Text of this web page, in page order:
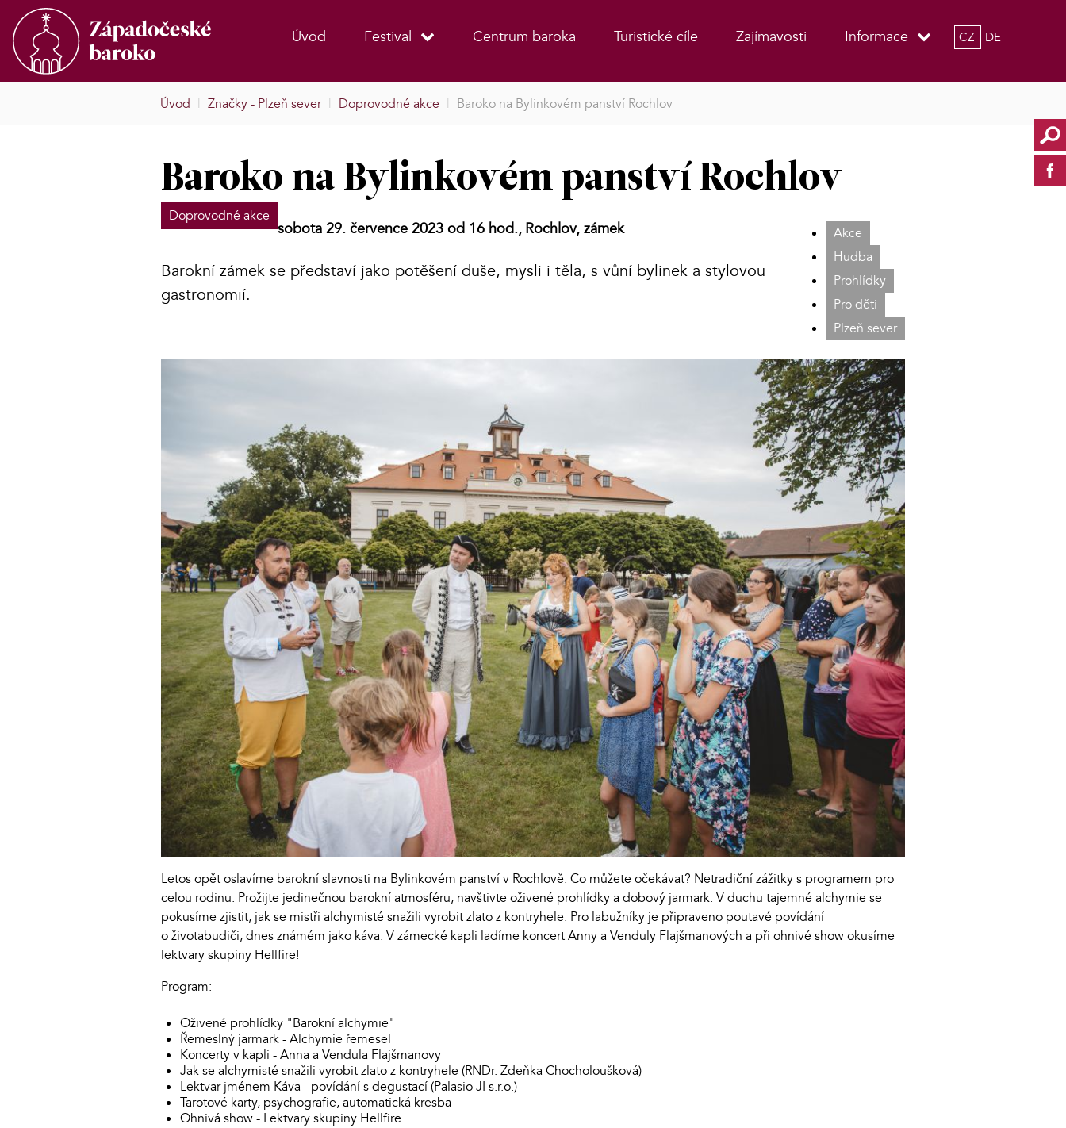
Úvod Festival Centrum baroka Turistické cíle Zajímavosti Informace CZ DE
Úvod | Značky - Plzeň sever | Doprovodné akce | Baroko na Bylinkovém panství Rochlov
Baroko na Bylinkovém panství Rochlov
Doprovodné akce
Akce
Hudba
Prohlídky
Pro děti
Plzeň sever
sobota 29. července 2023 od 16 hod., Rochlov, zámek
Barokní zámek se představí jako potěšení duše, mysli i těla, s vůní bylinek a stylovou
gastronomií.
Letos opět oslavíme barokní slavnosti na Bylinkovém panství v Rochlově. Co můžete očekávat? Netradiční zážitky s programem pro
celou rodinu. Prožijte jedinečnou barokní atmosféru, navštivte oživené prohlídky a dobový jarmark. V duchu tajemné alchymie se
pokusíme zjistit, jak se mistři alchymisté snažili vyrobit zlato z kontryhele. Pro labužníky je připraveno poutavé povídání
o životabudiči, dnes známém jako káva. V zámecké kapli ladíme koncert Anny a Venduly Flajšmanových a při ohnivé show okusíme
lektvary skupiny Hellfire!
Program:
Oživené prohlídky "Barokní alchymie"
Řemeslný jarmark - Alchymie řemesel
Koncerty v kapli - Anna a Vendula Flajšmanovy
Jak se alchymisté snažili vyrobit zlato z kontryhele (RNDr. Zdeňka Chocholoušková)
Lektvar jménem Káva - povídání s degustací (Palasio JI s.r.o.)
Tarotové karty, psychografie, automatická kresba
Ohnivá show - Lektvary skupiny Hellfire